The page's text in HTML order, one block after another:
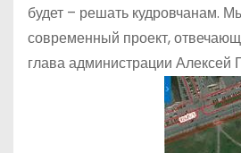
будет – решать кудровчанам.
современный проект,
глава администрации Алексей